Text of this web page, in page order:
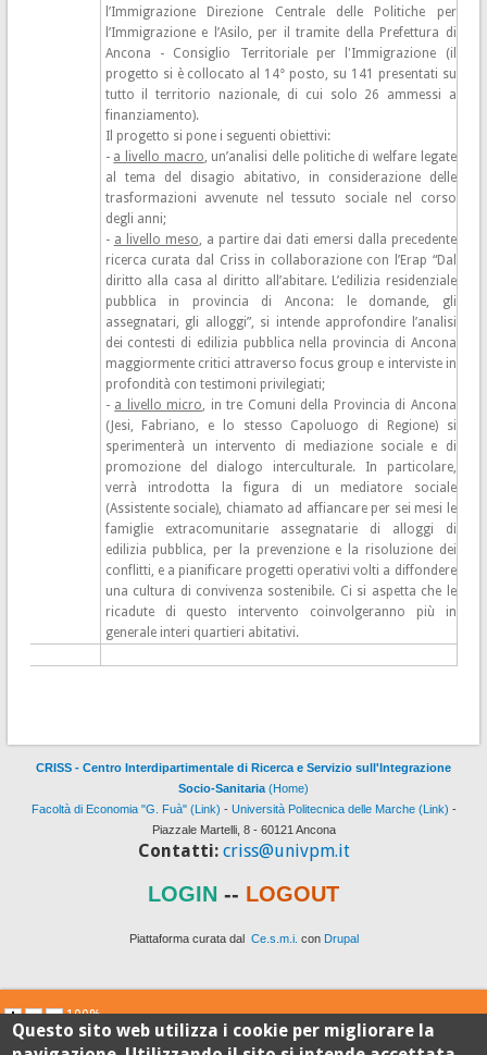
l’Immigrazione Direzione Centrale delle Politiche per
l’Immigrazione e l’Asilo, per il tramite della Prefettura di
Ancona - Consiglio Territoriale per l'Immigrazione (il
progetto si è collocato al 14° posto, su 141 presentati su
tutto il territorio nazionale, di cui solo 26 ammessi a
finanziamento).
Il progetto si pone i seguenti obiettivi:
- a livello macro, un’analisi delle politiche di welfare legate
al tema del disagio abitativo, in considerazione delle
trasformazioni avvenute nel tessuto sociale nel corso
degli anni;
- a livello meso, a partire dai dati emersi dalla precedente
ricerca curata dal Criss in collaborazione con l’Erap “Dal
diritto alla casa al diritto all’abitare. L’edilizia residenziale
pubblica in provincia di Ancona: le domande, gli
assegnatari, gli alloggi”, si intende approfondire l’analisi
dei contesti di edilizia pubblica nella provincia di Ancona
maggiormente critici attraverso focus group e interviste in
profondità con testimoni privilegiati;
- a livello micro, in tre Comuni della Provincia di Ancona
(Jesi, Fabriano, e lo stesso Capoluogo di Regione) si
sperimenterà un intervento di mediazione sociale e di
promozione del dialogo interculturale. In particolare,
verrà introdotta la figura di un mediatore sociale
(Assistente sociale), chiamato ad affiancare per sei mesi le
famiglie extracomunitarie assegnatarie di alloggi di
edilizia pubblica, per la prevenzione e la risoluzione dei
conflitti, e a pianificare progetti operativi volti a diffondere
una cultura di convivenza sostenibile. Ci si aspetta che le
ricadute di questo intervento coinvolgeranno più in
generale interi quartieri abitativi.
CRISS - Centro Interdipartimentale di Ricerca e Servizio sull'Integrazione
Socio-Sanitaria (Home)
Facoltà di Economia "G. Fuà" (Link) - Università Politecnica delle Marche (Link) -
Piazzale Martelli, 8 - 60121 Ancona
Contatti: criss@univpm.it
LOGIN -- LOGOUT
Piattaforma curata dal Ce.s.m.i. con Drupal
100%
Questo sito web utilizza i cookie per migliorare la